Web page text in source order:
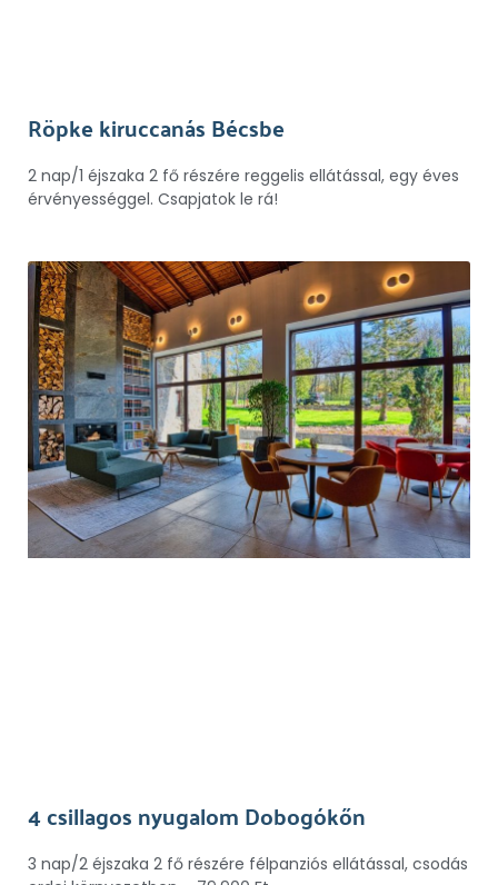
Röpke kiruccanás Bécsbe
2 nap/1 éjszaka 2 fő részére reggelis ellátással, egy éves
érvényességgel. Csapjatok le rá!
4 csillagos nyugalom Dobogókőn
3 nap/2 éjszaka 2 fő részére félpanziós ellátással, csodás